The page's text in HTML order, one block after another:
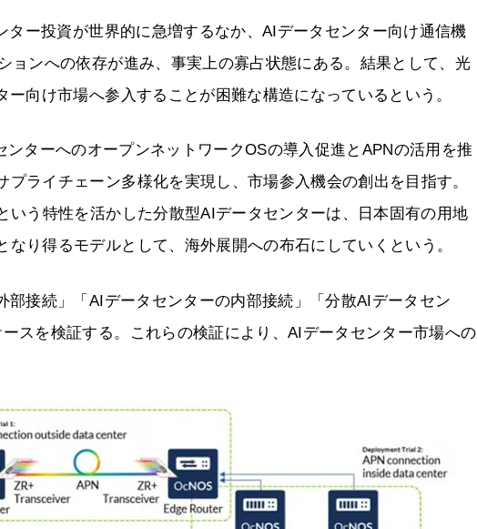
ー投資が世界的に急増するなか、AIデータセンター向け通信機
ョンへの依存が進み、事実上の寡占状態にある。結果として、光
向け市場へ参入することが困難な構造になっているという。
ターへのオープンネットワークOSの導入促進とAPNの活用を推
ライチェーン多様化を実現し、市場参入機会の創出を目指す。
いう特性を活かした分散型AIデータセンターは、日本固有の用地
り得るモデルとして、海外展開への布石にしていくという。
部接続」「AIデータセンターの内部接続」「分散AIデータセン
スを検証する。これらの検証により、AIデータセンター市場への